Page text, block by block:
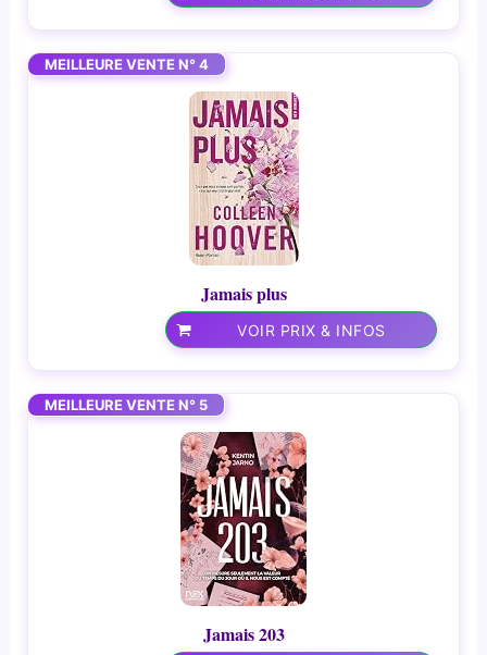
MEILLEURE VENTE N° 4
Jamais plus
VOIR PRIX & INFOS
MEILLEURE VENTE N° 5
Jamais 203